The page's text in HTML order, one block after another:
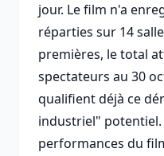
jour. Le film n'a
réparties sur 14
premières, le total
spectateurs au 30
qualifient déjà ce
industriel" potentiel.
performances du